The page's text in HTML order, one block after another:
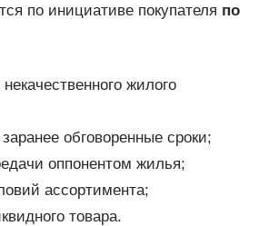
по инициативе покупателя по
жилого
обговоренные сроки;
оппонентом жилья;
ассортимента;
товара.